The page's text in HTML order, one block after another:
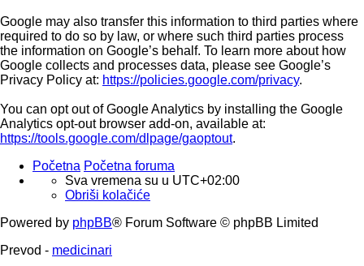
Google may also transfer this information to third parties where
required to do so by law, or where such third parties process
the information on Google’s behalf. To learn more about how
Google collects and processes data, please see Google’s
Privacy Policy at: https://policies.google.com/privacy.
You can opt out of Google Analytics by installing the Google
Analytics opt-out browser add-on, available at:
https://tools.google.com/dlpage/gaoptout.
Početna Početna foruma
Sva vremena su u UTC+02:00
Obriši kolačiće
Powered by phpBB® Forum Software © phpBB Limited
Prevod - medicinari